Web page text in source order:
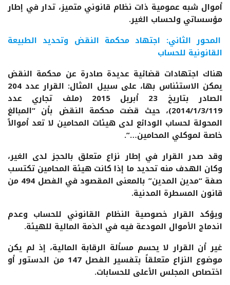
أموال شبه عمومية ذات نظام قانوني متميز، تدار في إطار
مؤسساتي ولحساب الغير.
المحور الثاني: اجتهاد محكمة النقض وتحديد الطبيعة
القانونية للحساب
هناك اجتهادات قضائية عديدة صادرة عن محكمة النقض
يمكن الاستئناس بها، على سبيل المثال: القرار عدد 204
الصادر بتاريخ 23 أبريل 2015 (ملف تجاري عدد
2014/1/3/119)، حيث قضت محكمة النقض بأن “المبالغ
المحولة لحساب الودائع لدى هيئات المحامين لا تعد أموالاً
خاصة لموكلي المحامين…”.
وقد صدر القرار في إطار نزاع متعلق بالحجز لدى الغير،
وكان الهدف منه تحديد ما إذا كانت هيئة المحامين تكتسب
صفة “مدين المدين” بالمعنى المقصود في الفصل 494 من
قانون المسطرة المدنية.
ويؤكد القرار خصوصية النظام القانوني للحساب وعدم
اندماج الأموال المودعة فيه في الذمة المالية للهيئة.
غير أن القرار لا يحسم مسألة الرقابة المالية، إذ لم يكن
موضوع النزاع متعلقاً بتفسير الفصل 147 من الدستور أو
اختصاص المجلس الأعلى للحسابات.